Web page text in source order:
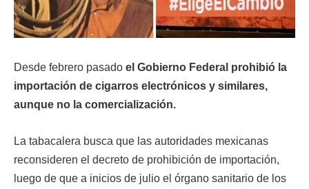
Desde febrero pasado el Gobierno Federal prohibió la
importación de cigarros electrónicos y similares,
aunque no la comercialización.
La tabacalera busca que las autoridades mexicanas
reconsideren el decreto de prohibición de importación,
luego de que a inicios de julio el órgano sanitario de los